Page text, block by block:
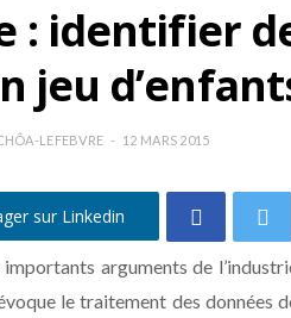
: identifier
jeu
LEFEBVRE 12 MARS 2015
sur Linkedin
importants arguments de
le traitement des données